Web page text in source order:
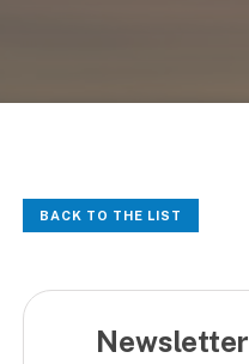
BACK TO THE LIST
Newsletter